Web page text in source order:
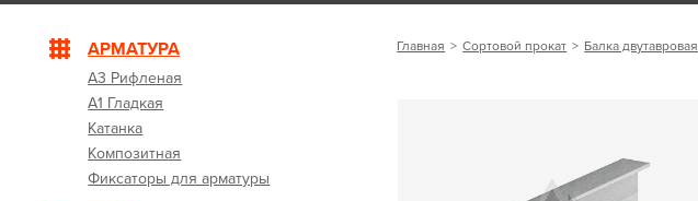
АРМАТУРА
А3 Рифленая
А1 Гладкая
Катанка
Композитная
Фиксаторы для арматуры
Главная Сортовой прокат Балка двутавровая